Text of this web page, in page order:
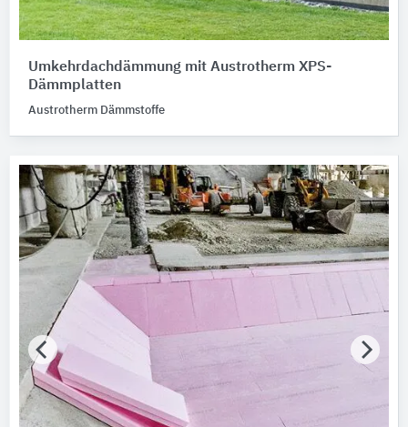
Dämmstoffe
Anker
Kunststoffplatten 2
Alle Produktkategorien anzeigen
Umkehrdachdämmung mit Austrotherm XPS-
Dämmplatten
Austrotherm Dämmstoffe